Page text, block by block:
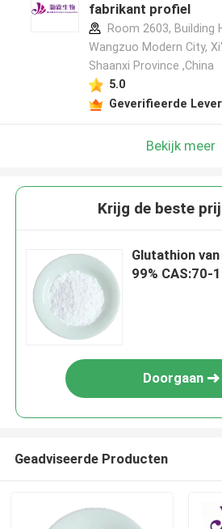
fabrikant profiel
Room 2603, Building
Wangzuo Modern City,
Shaanxi Province ,China
5.0
Geverifieerde
Bekijk meer
Krijg de beste
Glutathion
99% CAS:70-
Doorgaan
Geadviseerde Producten